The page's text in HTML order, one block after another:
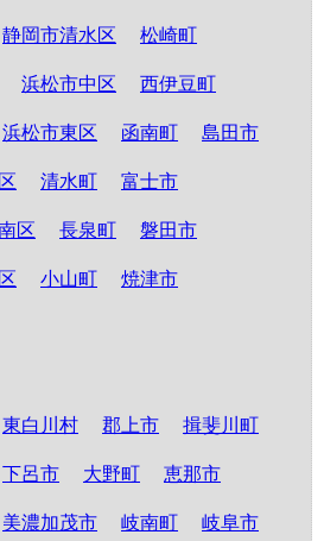
静岡市清水区 松崎町
浜松市中区 西伊豆町
浜松市東区 函南町 島田市
清水町 富士市
区 長泉町 磐田市
小山町 焼津市
東白川村 郡上市 揖斐川町
下呂市 大野町 恵那市
美濃加茂市 岐南町 岐阜市